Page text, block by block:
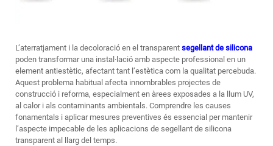
L’aterratjament i la decoloració en el transparent segellant de silicona
poden transformar una instal·lació amb aspecte professional en un
element antiestètic, afectant tant l’estètica com la qualitat percebuda.
Aquest problema habitual afecta innombrables projectes de
construcció i reforma, especialment en àrees exposades a la llum UV,
al calor i als contaminants ambientals. Comprendre les causes
fonamentals i aplicar mesures preventives és essencial per mantenir
l’aspecte impecable de les aplicacions de segellant de silicona
transparent al llarg del temps.